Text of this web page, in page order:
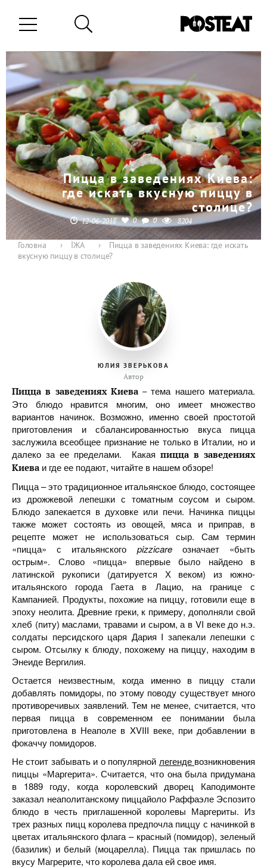
Пицца в заведениях Киева:
где искать вкусную пиццу в
столице?
12-06-2018 0 0 8204
Головна › ЇЖА ›
Пицца в заведениях Киева: где искать
вкусную пиццу в столице?
ЮЛИЯ ЗВЕРЬКОВА
Автор
Пицца в заведениях Киева –тема нашего материала.
Это блюдо нравится многим, оно имеет множество
вариантов начинок. Возможно, именно своей простотой
приготовления и сбалансированностью вкуса пицца
заслужила всеобщее признание не только в Италии, но и
далеко за ее пределами. Какая пицца в заведениях
Киева и где ее подают, читайте в нашем обзоре!
Пицца – это традиционное итальянское блюдо, состоящее
из дрожжевой лепешки с томатным соусом и сыром.
Блюдо запекается в духовке или печи. Начинка пиццы
также может состоять из овощей, мяса и приправ, в
рецепте может не использоваться сыр. Сам термин
«пицца» с итальянского pizzicareозначает «быть
острым». Слово «пицца» впервые было найдено в
латинской рукописи (датируется Х веком) из южно-
итальянского города Гаета в Лацио, на границе с
Кампанией. Продукты, похожие на пиццу, готовили еще в
эпоху неолита. Древние греки, к примеру, дополняли свой
хлеб (питу) маслами, травами и сыром, а в VІ веке до н.э.
солдаты персидского царя Дария I запекали лепешки с
сыром. Отсылку к блюду, похожему на пиццу, находим в
Энеиде Вергилия.
Остается неизвестным, когда именно в пиццу стали
добавлять помидоры, по этому поводу существует много
противоречивых заявлений. Тем не менее, считается, что
первая пицца в современном ее понимании была
приготовлена в Неаполе в XVIII веке, при добавлении в
фокаччу помидоров.
Не стоит забывать и о популярной легенде возникновения
пиццы «Маргерита». Считается, что она была придумана
в 1889 году, когда королевский дворец Каподимонте
заказал неаполитанскому пиццайоло Раффаэле Эспозито
блюдо в честь приглашенной королевы Маргериты. Из
трех разных пицц королева предпочла пиццу с начинкой в
цветах итальянского флага – красный (помидор), зеленый
(базилик) и белый (моцарелла). Пицца так пришлась по
вкусу Магрерите, что королева дала ей свое имя.